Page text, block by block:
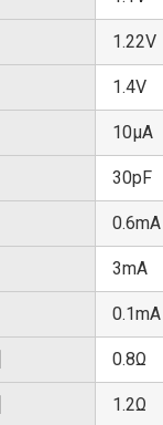
1.22V
1.4V
10μA
30pF
0.6mA
3mA
0.1mA
0.8Ω
1.2Ω